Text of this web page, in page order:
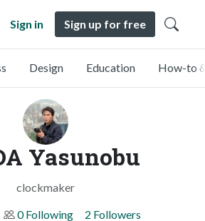
Sign in Sign up for free
Design Education How-to
Yasunobu
clockmaker
0 Following 2 Followers